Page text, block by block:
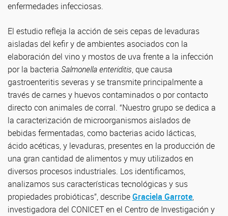
enfermedades infecciosas.
El estudio refleja la acción de seis cepas de levaduras
aisladas del kefir y de ambientes asociados con la
elaboración del vino y mostos de uva frente a la infección
por la bacteria Salmonella enteriditis, que causa
gastroenteritis severas y se transmite principalmente a
través de carnes y huevos contaminados o por contacto
directo con animales de corral. “Nuestro grupo se dedica a
la caracterización de microorganismos aislados de
bebidas fermentadas, como bacterias acido lácticas,
ácido acéticas, y levaduras, presentes en la producción de
una gran cantidad de alimentos y muy utilizados en
diversos procesos industriales. Los identificamos,
analizamos sus características tecnológicas y sus
propiedades probióticas”, describeGraciela Garrote,
investigadora del CONICET en el Centro de Investigación y